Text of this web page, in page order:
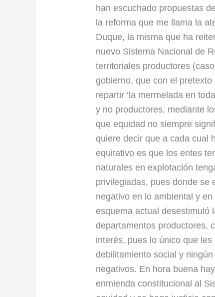
han escuchado propuestas
la reforma que me llama la
Duque, la misma que ha
nuevo Sistema Nacional de
territoriales productores
gobierno, que con el
repartir ‘la mermelada en
y no productores, mediante
que equidad no siempre
quiere decir que a cada cual
equitativo es que los entes
naturales en explotación
privilegiadas, pues donde se
negativo en lo ambiental y
esquema actual desestimuló
departamentos productores,
interés, pues lo único que
debilitamiento social y
negativos. En hora buena
enmienda constitucional al